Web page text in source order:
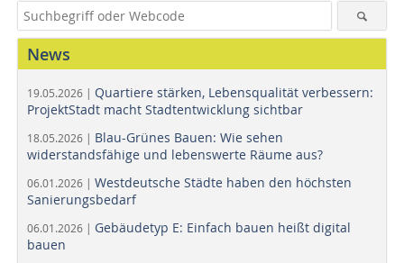
News
19.05.2026 | Quartiere stärken, Lebensqualität verbessern:
ProjektStadt macht Stadtentwicklung sichtbar
18.05.2026 | Blau-Grünes Bauen: Wie sehen
widerstandsfähige und lebenswerte Räume aus?
06.01.2026 | Westdeutsche Städte haben den höchsten
Sanierungsbedarf
06.01.2026 | Gebäudetyp E: Einfach bauen heißt digital
bauen